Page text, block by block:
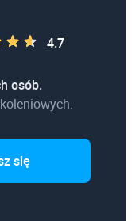
4.7
osób.
się